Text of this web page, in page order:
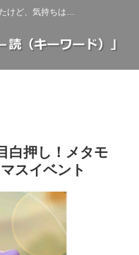
けど、気持ちは…
白押し！メタモ
スイベント